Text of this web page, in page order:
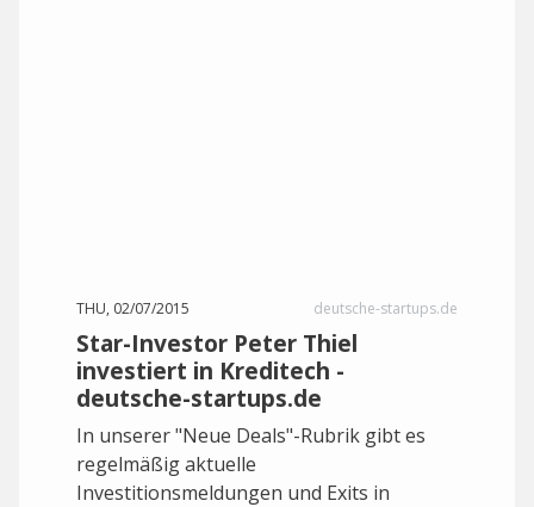
THU, 02/07/2015 deutsche-startups.de
Star-Investor Peter Thiel
investiert in Kreditech -
deutsche-startups.de
In unserer "Neue Deals"-Rubrik gibt es
regelmäßig aktuelle
Investitionsmeldungen und Exits in